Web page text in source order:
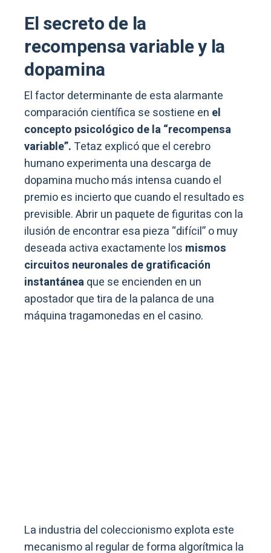
El secreto de la
recompensa variable y la
dopamina
El factor determinante de esta alarmante
comparación científica se sostiene en el
concepto psicológico de la “recompensa
variable”. Tetaz explicó que el cerebro
humano experimenta una descarga de
dopamina mucho más intensa cuando el
premio es incierto que cuando el resultado es
previsible. Abrir un paquete de figuritas con la
ilusión de encontrar esa pieza “difícil” o muy
deseada activa exactamente los mismos
circuitos neuronales de gratificación
instantáneaque se encienden en un
apostador que tira de la palanca de una
máquina tragamonedas en el casino.
La industria del coleccionismo explota este
mecanismo al regular de forma algorítmica la